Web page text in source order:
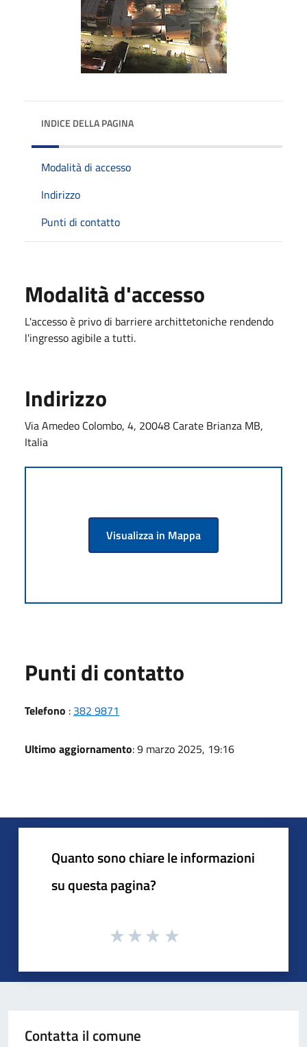
INDICE DELLA PAGINA
Modalità di accesso
Indirizzo
Punti di contatto
Modalità d'accesso
L'accesso è privo di barriere archittetoniche rendendo
l'ingresso agibile a tutti.
Indirizzo
Via Amedeo Colombo, 4, 20048 Carate Brianza MB,
Italia
Visualizza in Mappa
Punti di contatto
Telefono : 382 9871
Ultimo aggiornamento: 9 marzo 2025, 19:16
Quanto sono chiare le informazioni
su questa pagina?
Contatta il comune